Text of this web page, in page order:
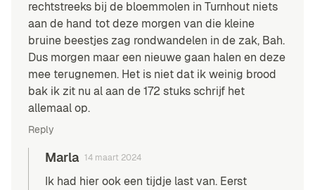
rechtstreeks bij de bloemmolen in Turnhout niets
aan de hand tot deze morgen van die kleine
bruine beestjes zag rondwandelen in de zak, Bah.
Dus morgen maar een nieuwe gaan halen en deze
mee terugnemen. Het is niet dat ik weinig brood
bak ik zit nu al aan de 172 stuks schrijf het
allemaal op.
Reply
Marla 14 maart 2024
Ik had hier ook een tijdje last van. Eerst